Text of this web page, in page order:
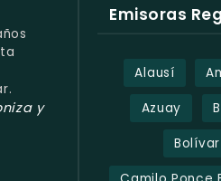
y
Emisoras
Alausí
Azuay
Bolívar